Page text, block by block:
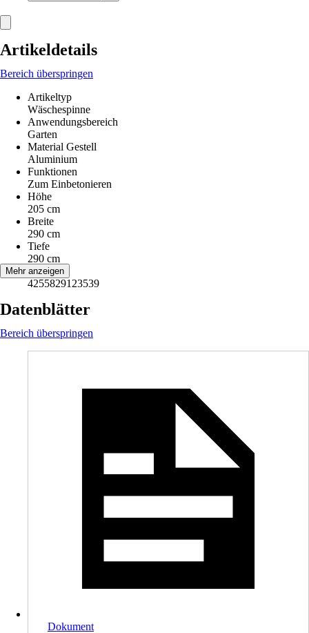
Artikeldetails
Bereich überspringen
Artikeltyp
Wäschespinne
Anwendungsbereich
Garten
Material Gestell
Aluminium
Funktionen
Zum Einbetonieren
Höhe
205 cm
Breite
290 cm
Tiefe
290 cm
EAN
4255829123539
Mehr anzeigen
Datenblätter
Bereich überspringen
Dokument